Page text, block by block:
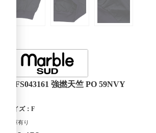
02FS043161 強撚天竺 PO 59NVY
サイズ：F
在庫有り